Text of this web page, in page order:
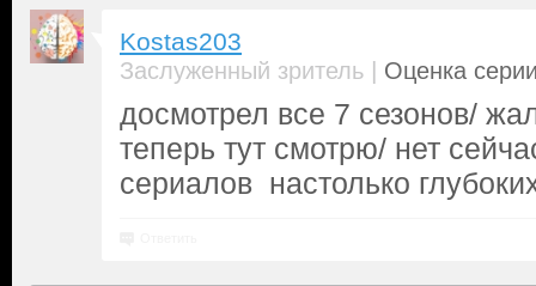
Kostas203
Заслуженный зритель | Оценка
досмотрел все 7 сезонов/
теперь тут смотрю/ нет
сериалов настолько